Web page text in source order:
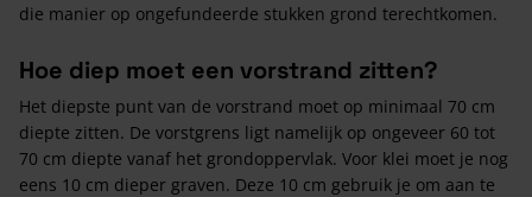
die manier op ongefundeerde stukken grond terechtkomen.
Hoe diep moet een vorstrand zitten?
Het diepste punt van de vorstrand moet op minimaal 70 cm
diepte zitten. De vorstgrens ligt namelijk op ongeveer 60 tot
70 cm diepte vanaf het grondoppervlak. Voor klei moet je nog
eens 10 cm dieper graven. Deze 10 cm gebruik je om aan te